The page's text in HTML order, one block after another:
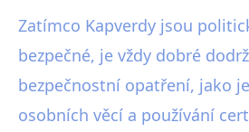
Zatímco Kapverdy jsou
bezpečné, je vždy dobré
bezpečnostní opatření, jako
osobních věcí a používání